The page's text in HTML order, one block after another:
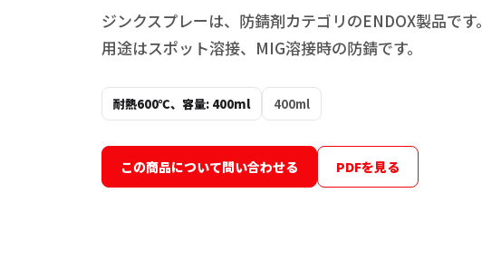
ジンクスプレーは、防錆剤カテゴリのENDOX製品です。
用途はスポット溶接、MIG溶接時の防錆です。
耐熱600℃、容量: 400ml 400ml
この商品について問い合わせる PDFを見る